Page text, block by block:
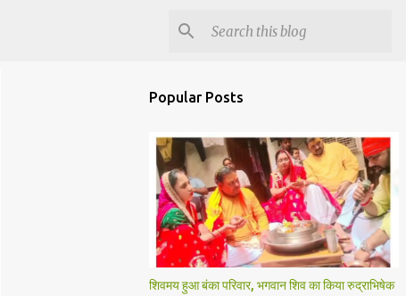
Popular Posts
शिवमय हुआ बंका परिवार, भगवान शिव का किया रुद्राभिषेक